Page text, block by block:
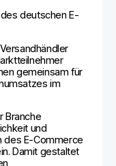
deutschen E-
gemeinsam für
im
Branche
und
des E-Commerce
Damit gestaltet